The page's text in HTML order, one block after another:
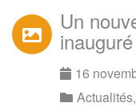
Un
16
Actualités,